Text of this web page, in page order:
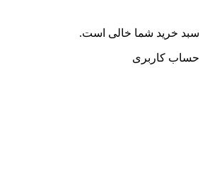
سبد خرید شما خالی است.
حساب کاربری